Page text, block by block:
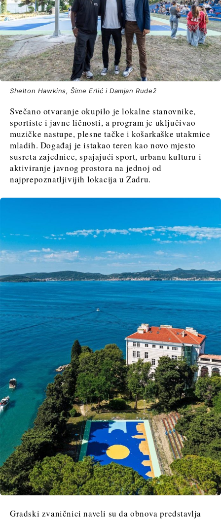
Shelton Hawkins, Šime Erlić i Damjan Rudež
Svečano otvaranje okupilo je lokalne stanovnike,
sportiste i javne ličnosti, a program je uključivao
muzičke nastupe, plesne tačke i košarkaške utakmice
mladih. Događaj je istakao teren kao novo mjesto
susreta zajednice, spajajući sport, urbanu kulturu i
aktiviranje javnog prostora na jednoj od
najprepoznatljivijih lokacija u Zadru.
Gradski zvaničnici naveli su da obnova predstavlja